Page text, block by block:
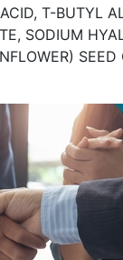
T-BUTYL
SODIUM